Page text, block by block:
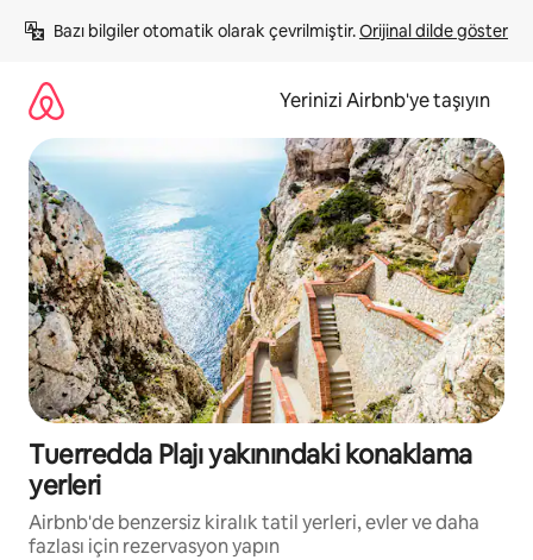
atla
Bazı bilgiler otomatik olarak çevrilmiştir. Orijinal dilde göster
Yerinizi Airbnb'ye taşıyın
Tuerredda Plajı yakınındaki konaklama
yerleri
Airbnb'de benzersiz kiralık tatil yerleri, evler ve daha
fazlası için rezervasyon yapın